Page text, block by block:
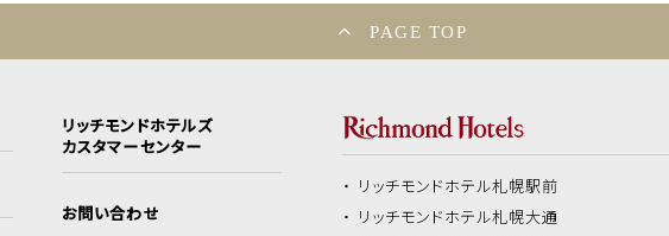
PAGE TOP
リッチモンドホテルズ
カスタマーセンター
お問い合わせ
リッチモンドホテル札幌駅前
リッチモンドホテル札幌大通